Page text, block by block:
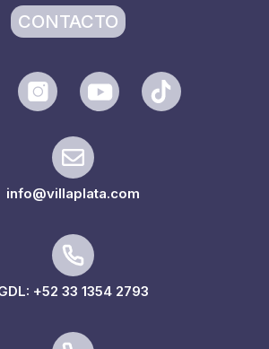
CONTACTO
info@villaplata.com
+52 33 1354 2793